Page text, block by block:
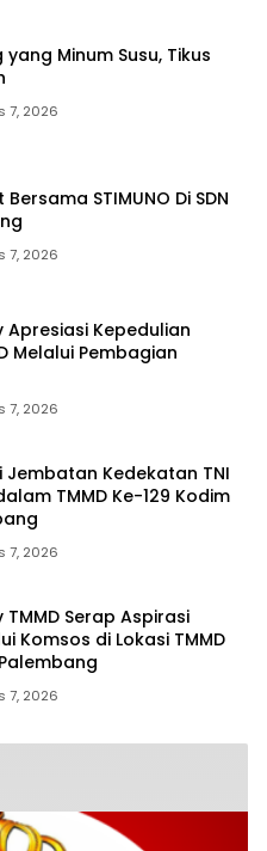
yang Minum Susu, Tikus
7, 2026
STIMUNO Di SDN
7, 2026
Apresiasi Kepedulian
Melalui Pembagian
7, 2026
Jembatan Kedekatan TNI
TMMD Ke-129 Kodim
7, 2026
TMMD Serap Aspirasi
Komsos di Lokasi TMMD
7, 2026